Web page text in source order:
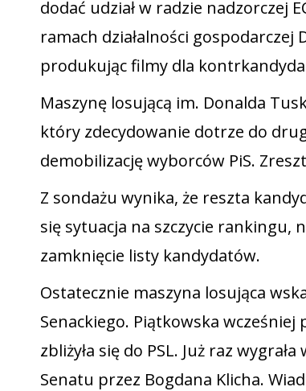
dodać udział w radzie nadzorczej
ramach działalności
produkując filmy dla
Maszynę losującą im. Donalda
który zdecydowanie dotrze do
demobilizację wyborców PiS.
Z sondażu wynika, że reszta
się sytuacja na szczycie rankingu,
zamknięcie listy kandydatów.
Ostatecznie maszyna losująca
Senackiego. Piątkowska
zbliżyła się do PSL. Już raz
Senatu przez Bogdana Klicha.